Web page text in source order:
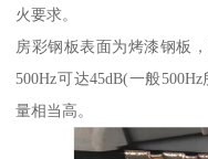
火要求。
房彩钢板表面为烤漆钢板
500Hz可达45dB(一般
量相当高。